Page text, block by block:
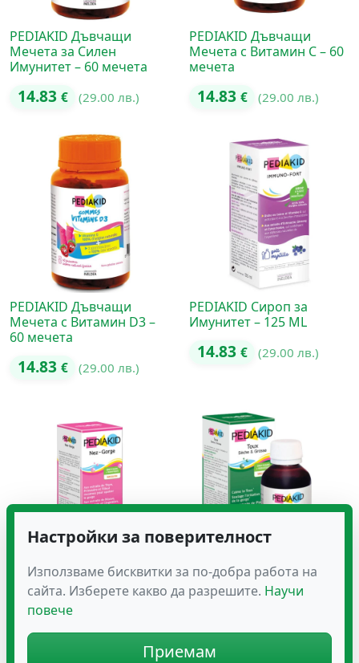
PEDIAKID Дъвчащи
Мечета за Силен
Имунитет – 60 мечета
14.83 € (29.00 лв.)
PEDIAKID Дъвчащи
Мечета с Витамин C – 60
мечета
14.83 € (29.00 лв.)
PEDIAKID Дъвчащи
Мечета с Витамин D3 –
60 мечета
14.83 € (29.00 лв.)
PEDIAKID Сироп за
Имунитет – 125 ML
14.83 € (29.00 лв.)
PEDIAKID Сироп за Нос и
Гърло – 125 ML
14.83
PEDIAKID Сироп за Суха
и Влажна Кашлица – 125
14.83€ (29.00 лв.)
Настройки за поверителност
Използваме бисквитки за по-добра работа на
сайта. Изберете какво да разрешите. Научи
повече
Приемам